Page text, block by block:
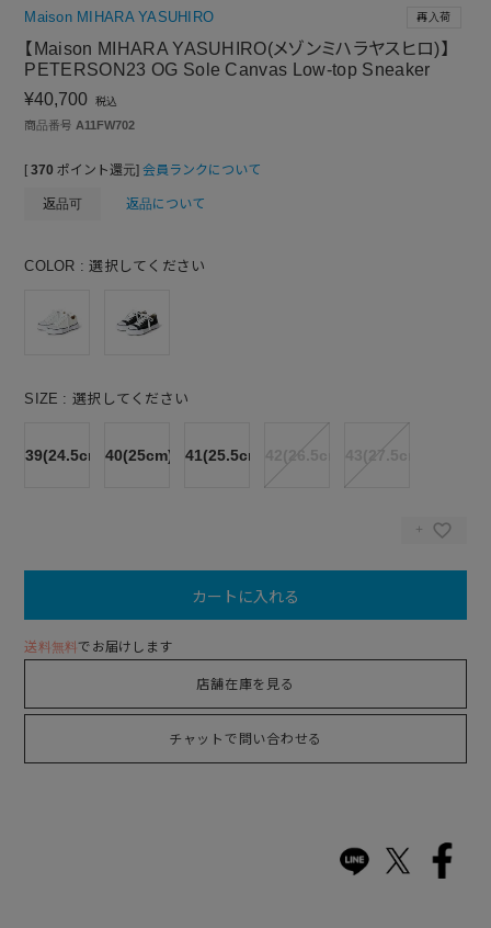
Maison MIHARA YASUHIRO
【Maison MIHARA YASUHIRO(メゾンミハラヤスヒロ)】
PETERSON23 OG Sole Canvas Low-top Sneaker
¥40,700 税込
再入荷
商品番号 A11FW702
[ 370 ポイント還元] 会員ランクについて
返品可 返品について
COLOR 選択してください
SIZE 選択してください
39(24.5cm)40(25cm) 41(25.5cm)
カートに入れる
送料無料でお届けします
店舗在庫を見る
チャットで問い合わせる